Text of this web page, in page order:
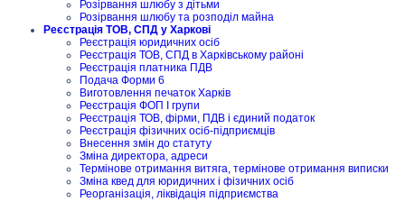
Розірвання шлюбу з дітьми
Розірвання шлюбу та розподіл майна
Реєстрація ТОВ, СПД у Харкові
Реєстрація юридичних осіб
Реєстрація ТОВ, СПД в Харківському районі
Реєстрація платника ПДВ
Подача Форми 6
Виготовлення печаток Харків
Реєстрація ФОП I групи
Реєстрація ТОВ, фірми, ПДВ і єдиний податок
Реєстрація фізичних осіб-підприємців
Внесення змін до статуту
Зміна директора, адреси
Термінове отримання витяга, термінове отримання виписки
Зміна квед для юридичних і фізичних осіб
Реорганізація, ліквідація підприємства